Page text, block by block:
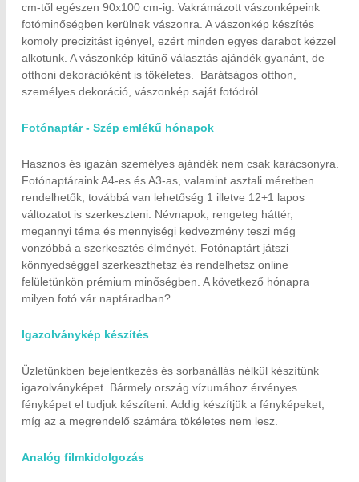
cm-től egészen 90x100 cm-ig. Vakrámázott vászonképeink
fotóminőségben kerülnek vászonra. A vászonkép készítés
komoly precizitást igényel, ezért minden egyes darabot kézzel
alkotunk. A vászonkép kitűnő választás ajándék gyanánt, de
otthoni dekorációként is tökéletes. Barátságos otthon,
személyes dekoráció, vászonkép saját fotódról.
Fotónaptár - Szép emlékű hónapok
Hasznos és igazán személyes ajándék nem csak karácsonyra.
Fotónaptáraink A4-es és A3-as, valamint asztali méretben
rendelhetők, továbbá van lehetőség 1 illetve 12+1 lapos
változatot is szerkeszteni. Névnapok, rengeteg háttér,
megannyi téma és mennyiségi kedvezmény teszi még
vonzóbbá a szerkesztés élményét. Fotónaptárt játszi
könnyedséggel szerkeszthetsz és rendelhetsz online
felületünkön prémium minőségben. A következő hónapra
milyen fotó vár naptáradban?
Igazolványkép készítés
Üzletünkben bejelentkezés és sorbanállás nélkül készítünk
igazolványképet. Bármely ország vízumához érvényes
fényképet el tudjuk készíteni. Addig készítjük a fényképeket,
míg az a megrendelő számára tökéletes nem lesz.
Analóg filmkidolgozás